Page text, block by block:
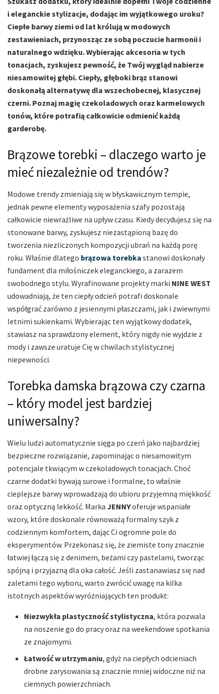
i eleganckie stylizacje, dodając im wyjątkowego uroku?
Ciepłe barwy ziemi od lat królują w modowych
zestawieniach, przynosząc ze sobą poczucie harmonii i
naturalnego wdzięku. Wybierając akcesoria w tych
tonacjach, zyskujesz pewność, że Twój wygląd nabierze
niesamowitej głębi. Ciepły, głęboki brąz stanowi
doskonałą alternatywę dla wszechobecnej, klasycznej
czerni. Poznaj magię czekoladowych oraz karmelowych
tonów, które potrafią całkowicie odmienić każdą
garderobę.
Brązowe torebki – dlaczego warto je
mieć niezależnie od trendów?
Modowe trendy zmieniają się w błyskawicznym tempie,
jednak pewne elementy wyposażenia szafy pozostają
całkowicie niewrażliwe na upływ czasu. Kiedy decydujesz się na
stonowane barwy, zyskujesz niezastąpioną bazę do
tworzenia niezliczonych kompozycji ubrań na każdą porę
roku. Właśnie dlatego brązowa torebka stanowi doskonały
fundament dla miłośniczek eleganckiego, a zarazem
swobodnego stylu. Wyrafinowane projekty marki NINE WEST
udowadniają, że ten ciepły odcień potrafi doskonale
współgrać zarówno z jesiennymi płaszczami, jak i zwiewnymi
letnimi sukienkami. Wybierając ten wyjątkowy dodatek,
stawiasz na sprawdzony element, który nigdy nie wyjdzie z
mody i zawsze uratuje Cię w chwilach stylistycznej
niepewności.
Torebka damska brązowa czy czarna
– który model jest bardziej
uniwersalny?
Wielu ludzi automatycznie sięga po czerń jako najbardziej
bezpieczne rozwiązanie, zapominając o niesamowitym
potencjale tkwiącym w czekoladowych tonacjach. Choć
czarne dodatki bywają surowe i formalne, to właśnie
cieplejsze barwy wprowadzają do ubioru przyjemną miękkość
oraz optyczną lekkość. Marka JENNYoferuje wspaniałe
wzory, które doskonale równoważą formalny szyk z
codziennym komfortem, dając Ci ogromne pole do
eksperymentów. Przekonasz się, że ziemiste tony znacznie
łatwiej łączą się z denimem, beżami czy pastelami, tworząc
spójną i przyjazną dla oka całość. Jeśli zastanawiasz się nad
zaletami tego wyboru, warto zwrócić uwagę na kilka
istotnych aspektów wyróżniających ten produkt:
Niezwykła plastyczność stylistyczna, która pozwala
na noszenie go do pracy oraz na weekendowe spotkania
ze znajomymi.
Łatwość w utrzymaniu, gdyż na ciepłych odcieniach
drobne zarysowania są znacznie mniej widoczne niż na
ciemnych powierzchniach.